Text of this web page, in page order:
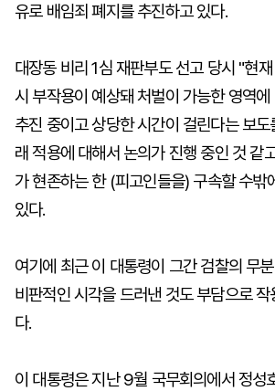
유로 배임죄 폐지를 추진하고 있다.
대장동 비리 1심 재판부도 선고 당시 "현
시 부작용이 예상돼 처벌이 가능한 영역
추진 중이고 상당한 시간이 걸린다는 보
래 적용에 대해서 논의가 진행 중인 것 같
가 현존하는 한 (피고인들을) 구속할 수밖
있다.
여기에 최근 이 대통령이 그간 검찰의 무
비판적인 시각을 드러낸 것도 부담으로
다.
이 대통령은 지난 9월 국무회의에서 정성